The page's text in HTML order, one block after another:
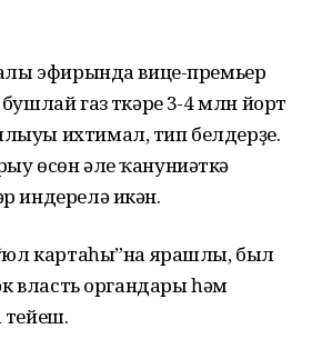
эфирында вице-премьер
газ үткәреү 3-4 млн йорт
ихтимал, тип белдерҙе.
өсөн әле ҡануниәткә
индерелә икән.
“юл картаһы”на ярашлы, был
власть органдары һәм
тейеш.